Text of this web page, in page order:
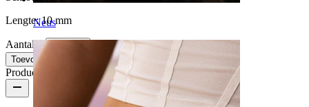
Neus
Lengte:10 mm
Aantal: 1
Toevoegen aan winkelwagen
Productbeoordelingen